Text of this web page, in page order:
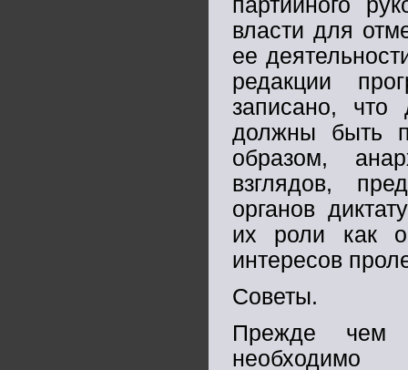
партийного
власти для
ее
редакции
записано, что
должны быть
образом,
взглядов,
органов
их роли как
интересов
Советы.
Прежде чем
необходимо